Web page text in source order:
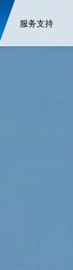
服务支持